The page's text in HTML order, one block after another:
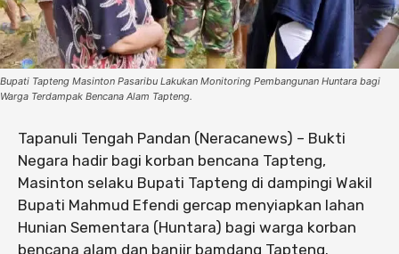
Bupati Tapteng Masinton Pasaribu Lakukan Monitoring Pembangunan Huntara bagi
Warga Terdampak Bencana Alam Tapteng.
Tapanuli Tengah Pandan (Neracanews) – Bukti
Negara hadir bagi korban bencana Tapteng,
Masinton selaku Bupati Tapteng di dampingi Wakil
Bupati Mahmud Efendi gercap menyiapkan lahan
Hunian Sementara (Huntara) bagi warga korban
bencana alam dan banjir bamdang Tapteng.